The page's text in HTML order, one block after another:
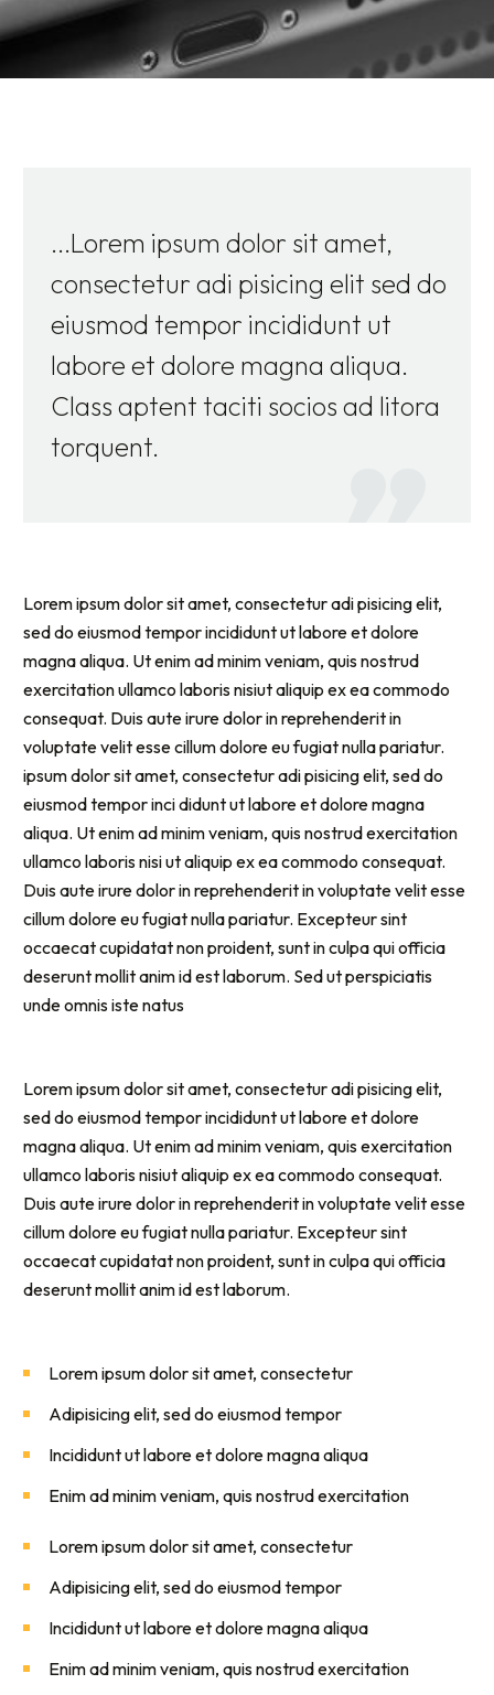
...Lorem ipsum dolor sit amet,
consectetur adi pisicing elit sed do
eiusmod tempor incididunt ut
labore et dolore magna aliqua.
Class aptent taciti socios ad litora
torquent.
Lorem ipsum dolor sit amet, consectetur adi pisicing elit,
sed do eiusmod tempor incididunt ut labore et dolore
magna aliqua. Ut enim ad minim veniam, quis nostrud
exercitation ullamco laboris nisiut aliquip ex ea commodo
consequat. Duis aute irure dolor in reprehenderit in
voluptate velit esse cillum dolore eu fugiat nulla pariatur.
ipsum dolor sit amet, consectetur adi pisicing elit, sed do
eiusmod tempor inci didunt ut labore et dolore magna
aliqua. Ut enim ad minim veniam, quis nostrud exercitation
ullamco laboris nisi ut aliquip ex ea commodo consequat.
Duis aute irure dolor in reprehenderit in voluptate velit esse
cillum dolore eu fugiat nulla pariatur. Excepteur sint
occaecat cupidatat non proident, sunt in culpa qui officia
deserunt mollit anim id est laborum. Sed ut perspiciatis
unde omnis iste natus
Lorem ipsum dolor sit amet, consectetur adi pisicing elit,
sed do eiusmod tempor incididunt ut labore et dolore
magna aliqua. Ut enim ad minim veniam, quis exercitation
ullamco laboris nisiut aliquip ex ea commodo consequat.
Duis aute irure dolor in reprehenderit in voluptate velit esse
cillum dolore eu fugiat nulla pariatur. Excepteur sint
occaecat cupidatat non proident, sunt in culpa qui officia
deserunt mollit anim id est laborum.
Lorem ipsum dolor sit amet, consectetur
Adipisicing elit, sed do eiusmod tempor
Incididunt ut labore et dolore magna aliqua
Enim ad minim veniam, quis nostrud exercitation
Lorem ipsum dolor sit amet, consectetur
Adipisicing elit, sed do eiusmod tempor
Incididunt ut labore et dolore magna aliqua
Enim ad minim veniam, quis nostrud exercitation